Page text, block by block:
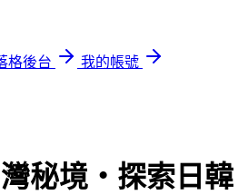
格後台
我的帳號
秘境・探索日韓